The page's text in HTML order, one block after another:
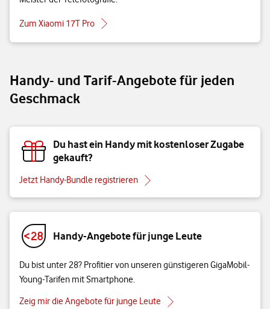
Zum Xiaomi 17T Pro
Handy- und Tarif-Angebote für jeden
Geschmack
Du hast ein Handy mit kostenloser Zugabe
gekauft?
Jetzt Handy-Bundle registrieren
Handy-Angebote für junge Leute
Du bist unter 28? Profitier von unseren günstigeren GigaMobil-
Young-Tarifen mit Smartphone.
Zeig mir die Angebote für junge Leute